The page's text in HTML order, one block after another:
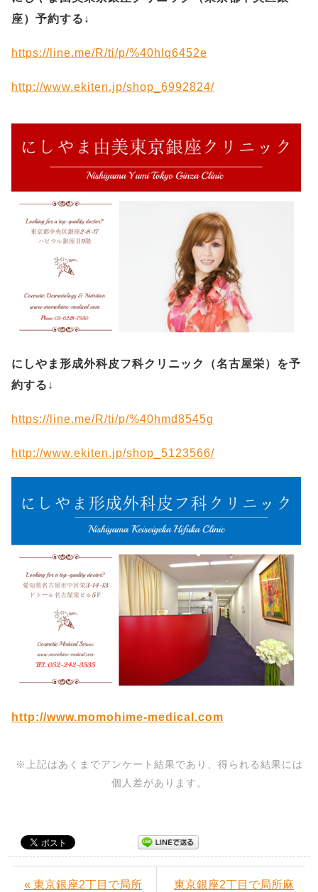
座）予約する ↓
https://line.me/R/ti/p/%40hlq6452e
http://www.ekiten.jp/shop_6992824/
にしやま形成外科皮フ科クリニック（名古屋栄）を予
約する ↓
https://line.me/R/ti/p/%40hmd8545g
http://www.ekiten.jp/shop_5123566/
http://www.momohime-medical.com
※上記はあくまでアンケート結果であり、得られる結果には
個人差があります。
« 東京銀座2丁目で局所
東京銀座2丁目で局所麻